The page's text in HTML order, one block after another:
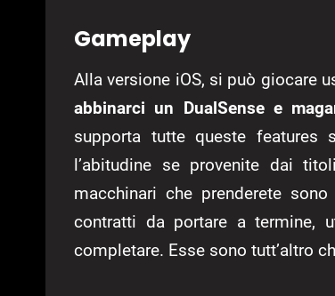
Gameplay
Alla versione iOS, si può giocare
abbinarci un DualSense e
supporta tutte queste features
l’abitudine se provenite dai
macchinari che prenderete
contratti da portare a
completare. Esse sono tutt’altro